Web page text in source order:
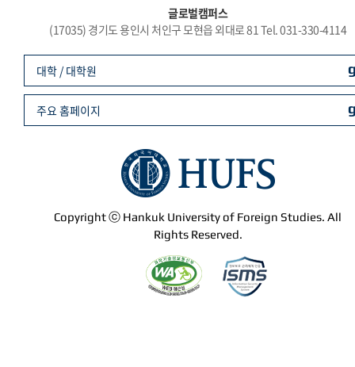
글로벌캠퍼스
(17035) 경기도 용인시 처인구 모현읍 외대로 81 Tel. 031-330-4114
Copyright ⓒ Hankuk University of Foreign Studies. All
Rights Reserved.
대학 / 대학원
주요 홈페이지